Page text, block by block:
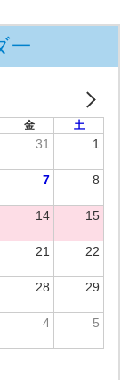
ー
金 土
31 1
7 8
14 15
21 22
28 29
4 5